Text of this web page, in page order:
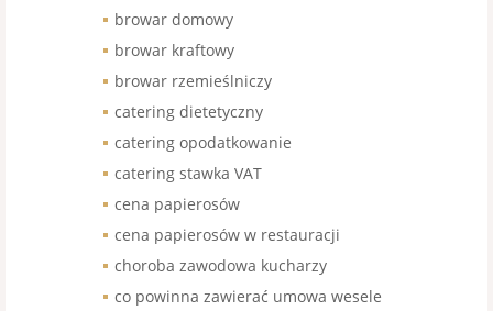
browar domowy
browar kraftowy
browar rzemieślniczy
catering dietetyczny
catering opodatkowanie
catering stawka VAT
cena papierosów
cena papierosów w restauracji
choroba zawodowa kucharzy
co powinna zawierać umowa wesele